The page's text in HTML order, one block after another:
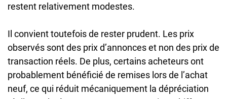
restent relativement modestes.
Il convient toutefois de rester prudent. Les prix
observés sont des prix d’annonces et non des prix de
transaction réels. De plus, certains acheteurs ont
probablement bénéficié de remises lors de l’achat
neuf, ce qui réduit mécaniquement la dépréciation